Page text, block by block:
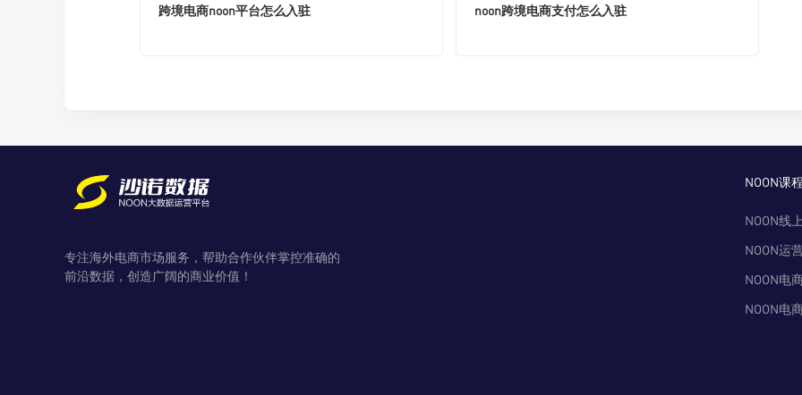
跨境电商noon平台怎么入驻
noon跨境电商支付怎么入驻
专注海外电商市场服务，帮助合作伙伴掌控准确的
前沿数据，创造广阔的商业价值！
NOON课程
NOON线
NOON运
NOON电
NOON电